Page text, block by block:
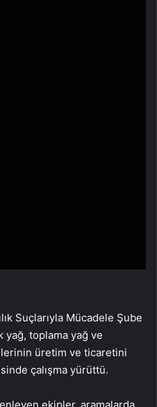
Suçlarıyla Mücadele Şube
yağ, toplama yağ ve
üretim ve ticaretini
çalışma yürüttü.